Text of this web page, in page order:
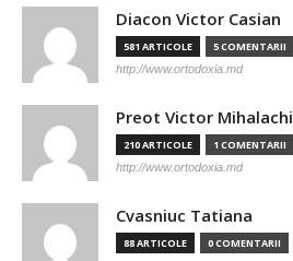
Diacon Victor Casian
581 ARTICOLE 5 COMENTARII
http://www.ortodoxia.md
Preot Victor Mihalachi
210 ARTICOLE 1 COMENTARII
http://www.ortodoxia.md
Cvasniuc Tatiana
88 ARTICOLE 0 COMENTARII